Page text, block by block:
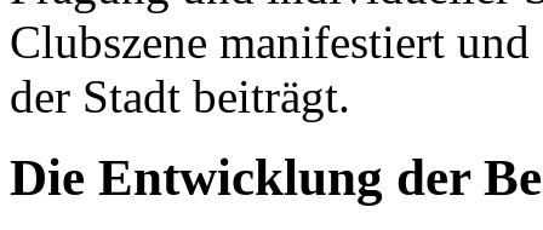
Clubszene manifestiert
der Stadt beiträgt.
Die Entwicklung der